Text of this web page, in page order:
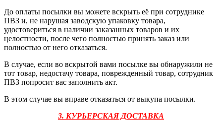
До оплаты посылки вы можете вскрыть её при сотруднике
ПВЗ и, не нарушая заводскую упаковку товара,
удостовериться в наличии заказанных товаров и их
целостности, после чего полностью принять заказ или
полностью от него отказаться.
В случае, если во вскрытой вами посылке вы обнаружили не
тот товар, недостачу товара, поврежденный товар, сотрудник
ПВЗ попросит вас заполнить акт.
В этом случае вы вправе отказаться от выкупа посылки.
3. КУРЬЕРСКАЯ ДОСТАВКА